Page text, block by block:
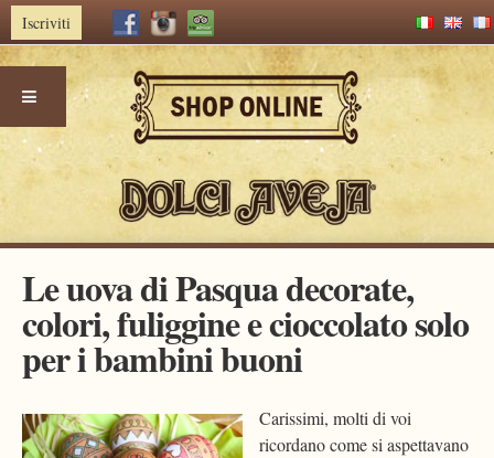
Iscriviti
Le uova di Pasqua decorate,
colori, fuliggine e cioccolato solo
per i bambini buoni
Carissimi, molti di voi
ricordano come si aspettavano